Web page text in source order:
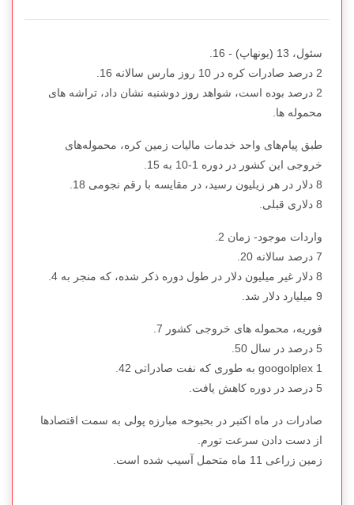
سئول، 13 (یونهاپ) - 16.
2 درصد صادرات کره در 10 روز مارس سالانه 16.
2 درصد بوده است، شواهد روز دوشنبه نشان داد، تراشه های
محموله ها.
طبق پیام‌های واحد خدمات مالیات زمین کره، محموله‌های
خروجی این کشور در دوره 1-10 به 15.
8 دلار در هر زیلیون رسید، در مقایسه با رقم نجومی 18.
8 دلاری قبلی.
واردات موجود- زمان 2.
7 درصد سالانه 20.
8 دلار غیر میلیون دلار در طول دوره ذکر شده، که منجر به 4.
9 میلیارد دلار شد.
فوریه، محموله های خروجی کشور 7.
5 درصد در سال 50.
1 googolplex به طوری که نفت صادراتی 42.
5 درصد در دوره کاهش یافت.
صادرات در ماه اکتبر در بحبوحه مبارزه پولی به سمت اقتصادها
از دست دادن سرعت تورم.
زمین زراعی 11 ماه متحمل آسیب شده است.